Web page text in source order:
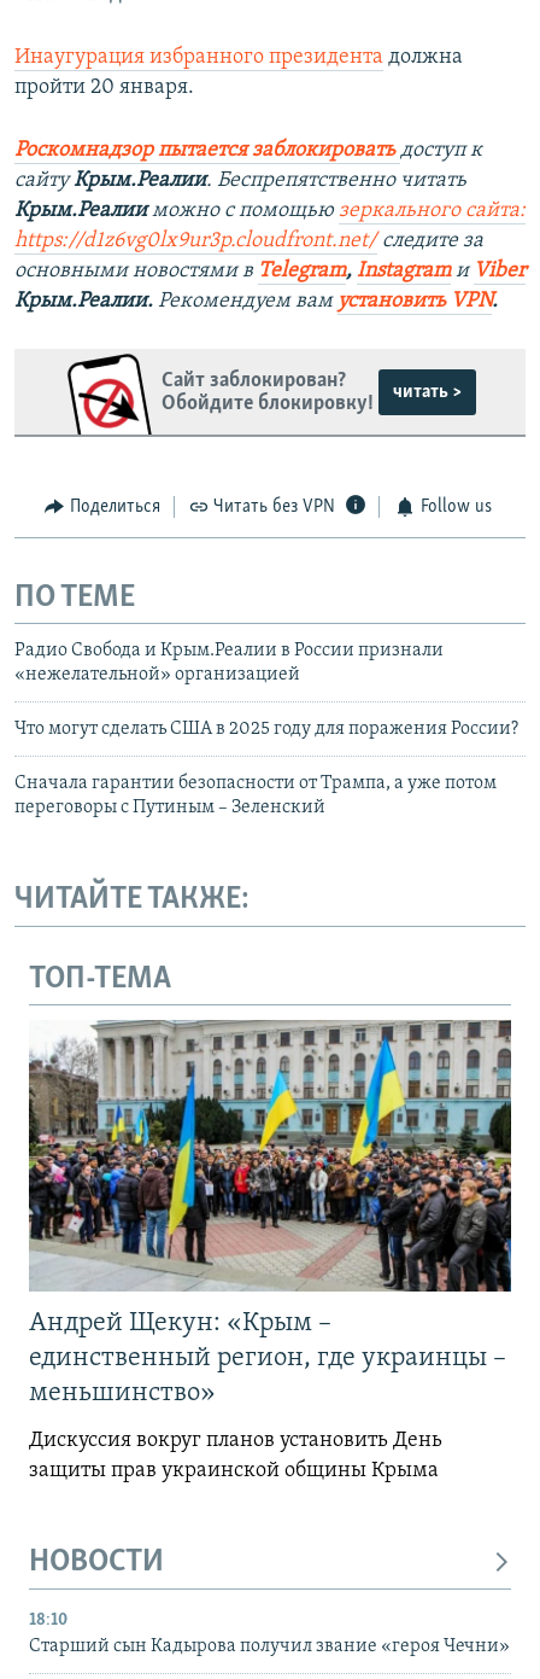
Инаугурация избранного президента должна
пройти 20 января.
Роскомнадзор пытается заблокировать доступ к
сайтуКрым.Реалии. Беспрепятственно читать
Крым.Реалииможно с помощью зеркального сайта:
https://d1z6vg0lx9ur3p.cloudfront.net/ следите за
основными новостями в Telegram, Instagramи Viber
Крым.Реалии. Рекомендуем вам установить VPN.
Сайт заблокирован?
Обойдите блокировку!
читать >
Поделиться Читать без VPN Follow us
ПО ТЕМЕ
Радио Свобода и Крым.Реалии в России признали
«нежелательной» организацией
Что могут сделать США в 2025 году для поражения России?
Сначала гарантии безопасности от Трампа, а уже потом
переговоры с Путиным – Зеленский
ЧИТАЙТЕ ТАКЖЕ:
ТОП-ТЕМА
Андрей Щекун: «Крым –
единственный регион, где украинцы –
меньшинство»
Дискуссия вокруг планов установить День
защиты прав украинской общины Крыма
НОВОСТИ
18:10
Старший сын Кадырова получил звание «героя Чечни»